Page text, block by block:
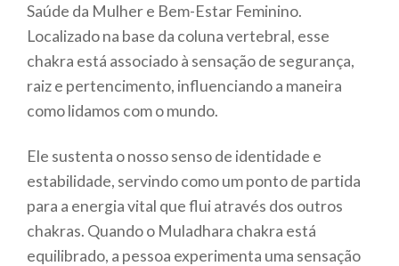
Saúde da Mulher e Bem-Estar Feminino.
Localizado na base da coluna vertebral, esse
chakra está associado à sensação de segurança,
raiz e pertencimento, influenciando a maneira
como lidamos com o mundo.
Ele sustenta o nosso senso de identidade e
estabilidade, servindo como um ponto de partida
para a energia vital que flui através dos outros
chakras. Quando o Muladhara chakra está
equilibrado, a pessoa experimenta uma sensação